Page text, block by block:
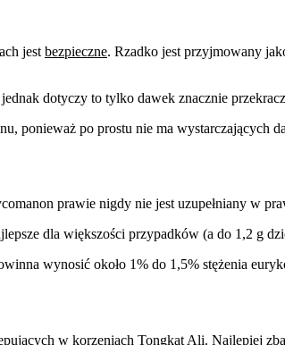
jest bezpieczne. Rzadko jest przyjmowany
dotyczy to tylko dawek znacznie
ponieważ po prostu nie ma wystarczających
prawie nigdy nie jest uzupełniany w
dla większości przypadków (a do 1,2 g
wynosić około 1% do 1,5% stężenia
w korzeniach Tongkat Ali. Najlepiej